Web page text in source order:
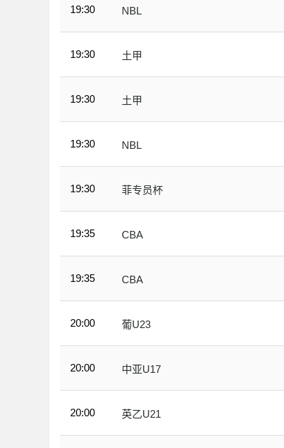
19:30 NBL
19:30 土甲
19:30 土甲
19:30 NBL
19:30 菲专员杯
19:35 CBA
19:35 CBA
20:00 葡U23
20:00 中亚U17
20:00 英乙U21